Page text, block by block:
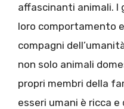
affascinanti animali. I
loro comportamento
compagni
non solo animali
propri membri della
esseri umani è ricca